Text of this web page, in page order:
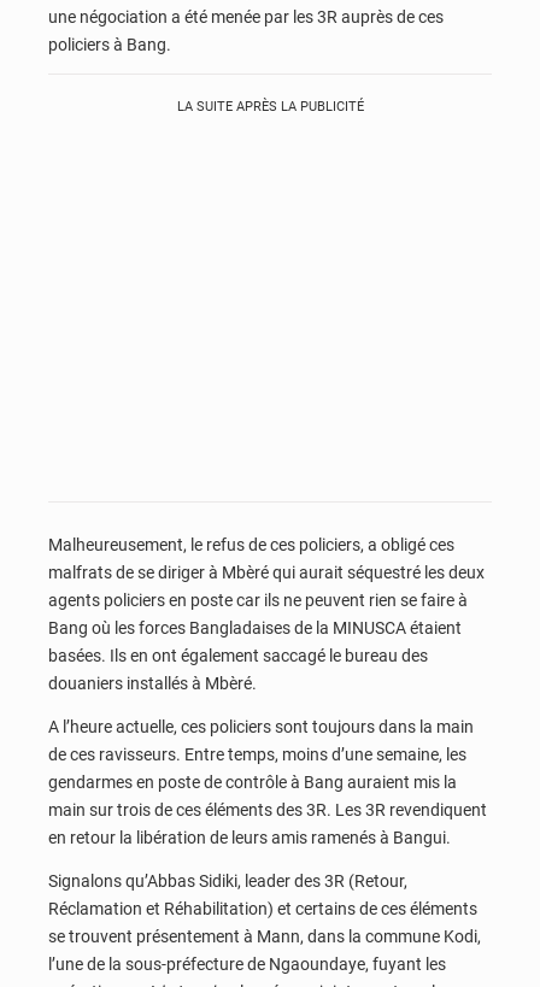
une négociation a été menée par les 3R auprès de ces
policiers à Bang.
LA SUITE APRÈS LA PUBLICITÉ
Malheureusement, le refus de ces policiers, a obligé ces
malfrats de se diriger à Mbèré qui aurait séquestré les deux
agents policiers en poste car ils ne peuvent rien se faire à
Bang où les forces Bangladaises de la MINUSCA étaient
basées. Ils en ont également saccagé le bureau des
douaniers installés à Mbèré.
A l’heure actuelle, ces policiers sont toujours dans la main
de ces ravisseurs. Entre temps, moins d’une semaine, les
gendarmes en poste de contrôle à Bang auraient mis la
main sur trois de ces éléments des 3R. Les 3R revendiquent
en retour la libération de leurs amis ramenés à Bangui.
Signalons qu’Abbas Sidiki, leader des 3R (Retour,
Réclamation et Réhabilitation) et certains de ces éléments
se trouvent présentement à Mann, dans la commune Kodi,
l’une de la sous-préfecture de Ngaoundaye, fuyant les